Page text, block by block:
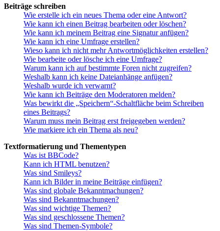
Beiträge schreiben
Wie erstelle ich ein neues Thema oder eine Antwort?
Wie kann ich einen Beitrag bearbeiten oder löschen?
Wie kann ich meinem Beitrag eine Signatur anfügen?
Wie kann ich eine Umfrage erstellen?
Wieso kann ich nicht mehr Antwortmöglichkeiten erstellen?
Wie bearbeite oder lösche ich eine Umfrage?
Warum kann ich auf bestimmte Foren nicht zugreifen?
Weshalb kann ich keine Dateianhänge anfügen?
Weshalb wurde ich verwarnt?
Wie kann ich Beiträge den Moderatoren melden?
Was bewirkt die „Speichern“-Schaltfläche beim Schreiben
eines Beitrags?
Warum muss mein Beitrag erst freigegeben werden?
Wie markiere ich ein Thema als neu?
Textformatierung und Thementypen
Was ist BBCode?
Kann ich HTML benutzen?
Was sind Smileys?
Kann ich Bilder in meine Beiträge einfügen?
Was sind globale Bekanntmachungen?
Was sind Bekanntmachungen?
Was sind wichtige Themen?
Was sind geschlossene Themen?
Was sind Themen-Symbole?